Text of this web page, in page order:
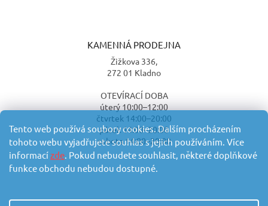
Tento web používá soubory cookies. Dalším procházením
tohoto webu vyjadřujete souhlas s jejich používáním. Více
informacízde. Pokud nebudete souhlasit, některé doplňkové
funkce obchodu nebudou dostupné.
KAMENNÁ PRODEJNA
Žižkova 336,
272 01 Kladno
OTEVÍRACÍ DOBA
úterý 10:00–12:00
čtvrtek 14:00–20:00
pátek 14:00–20:00
sobota 14:00–20:00